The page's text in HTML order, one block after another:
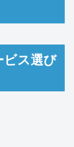
ビス選び